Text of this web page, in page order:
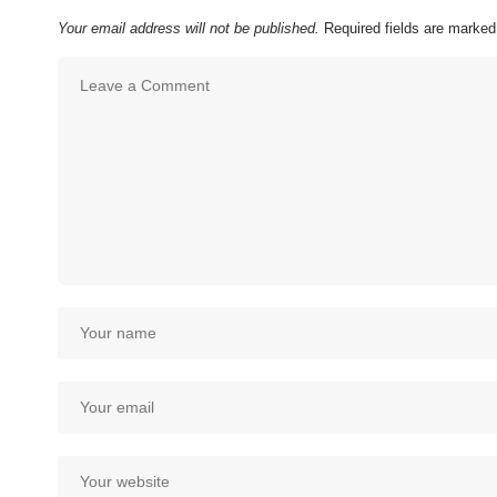
Your email address will not be published. Required fields are